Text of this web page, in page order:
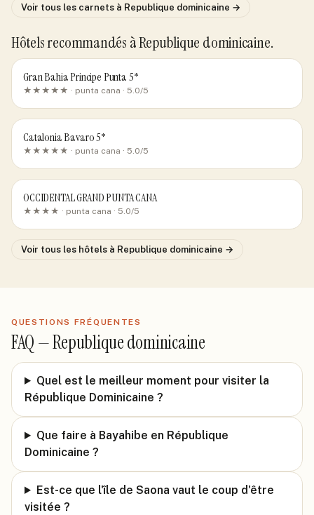
Voir tous les carnets à Republique dominicaine →
Hôtels recommandés à Republique dominicaine.
Gran Bahia Principe Punta 5*
★★★★★ · punta cana · 5.0/5
Catalonia Bavaro 5*
★★★★★ · punta cana · 5.0/5
OCCIDENTAL GRAND PUNTA CANA
★★★★ · punta cana · 5.0/5
Voir tous les hôtels à Republique dominicaine →
QUESTIONS FRÉQUENTES
FAQ —Republique dominicaine
Quel est le meilleur moment pour visiter la
République Dominicaine ?
Que faire à Bayahibe en République
Dominicaine ?
Est-ce que l'île de Saona vaut le coup d'être
visitée ?